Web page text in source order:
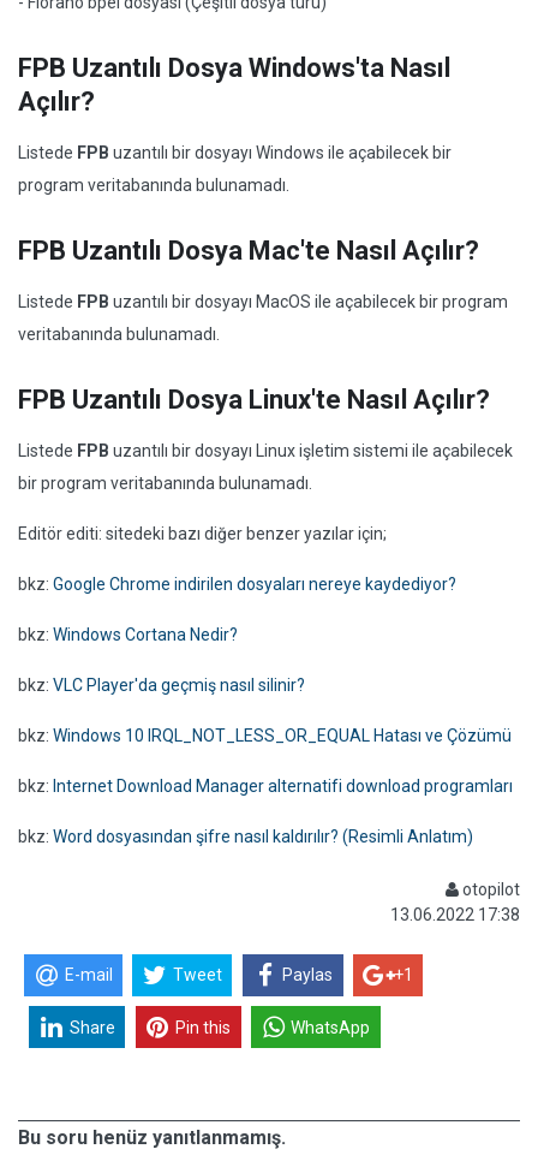
FPB Uzantılı Dosya Windows'ta Nasıl
Açılır?
Listede FPB uzantılı bir dosyayı Windows ile açabilecek bir
program veritabanında bulunamadı.
FPB Uzantılı Dosya Mac'te Nasıl Açılır?
Listede FPB uzantılı bir dosyayı MacOS ile açabilecek bir program
veritabanında bulunamadı.
FPB Uzantılı Dosya Linux'te Nasıl Açılır?
Listede FPB uzantılı bir dosyayı Linux işletim sistemi ile açabilecek
bir program veritabanında bulunamadı.
Editör editi: sitedeki bazı diğer benzer yazılar için;
bkz: Google Chrome indirilen dosyaları nereye kaydediyor?
bkz: Windows Cortana Nedir?
bkz: VLC Player'da geçmiş nasıl silinir?
bkz: Windows 10 IRQL_NOT_LESS_OR_EQUAL Hatası ve Çözümü
bkz: Internet Download Manager alternatifi download programları
bkz: Word dosyasından şifre nasıl kaldırılır? (Resimli Anlatım)
otopilot
13.06.2022 17:38
E-mail Tweet Paylas +1
Share Pin this WhatsApp
Bu soru henüz yanıtlanmamış.